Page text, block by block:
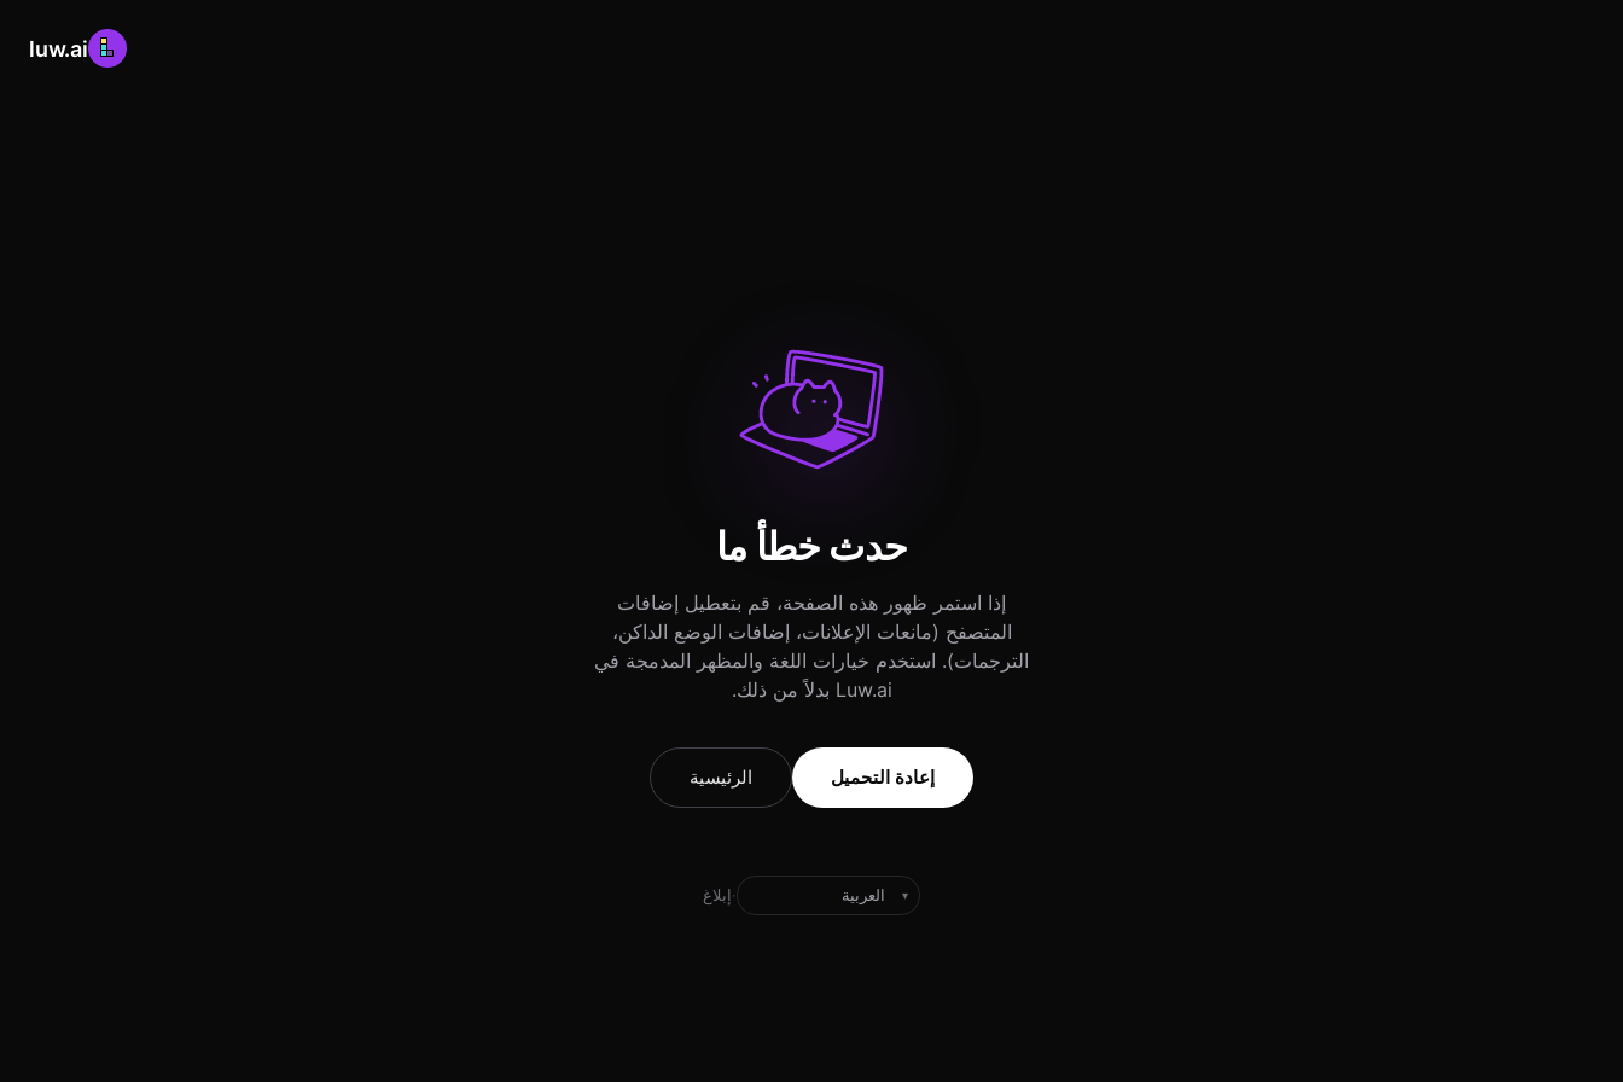
luw.ai
حدث خطأ ما
إذا استمر ظهور هذه الصفحة، قم بتعطيل إضافات
المتصفح (مانعات الإعلانات، إضافات الوضع الداكن،
الترجمات). استخدم خيارات اللغة والمظهر المدمجة في
Luw.ai بدلاً من ذلك.
إعادة التحميل الرئيسية
▾
·إبلاغ